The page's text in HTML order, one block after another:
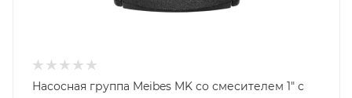
Насосная группа Meibes MK со смесителем 1" с